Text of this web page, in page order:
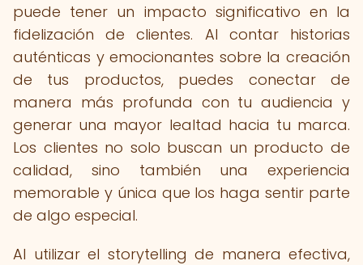
puede tener un impacto significativo en la
fidelización de clientes. Al contar historias
auténticas y emocionantes sobre la creación
de tus productos, puedes conectar de
manera más profunda con tu audiencia y
generar una mayor lealtad hacia tu marca.
Los clientes no solo buscan un producto de
calidad, sino también una experiencia
memorable y única que los haga sentir parte
de algo especial.
Al utilizar el storytelling de manera efectiva,